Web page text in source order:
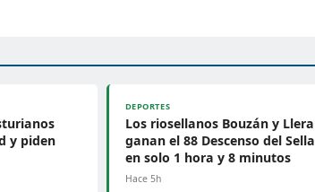
y piden
DEPORTES
Los riosellanos Bouzán y Llera
ganan el 88 Descenso del Sella
en solo 1 hora y 8 minutos
Hace 5h